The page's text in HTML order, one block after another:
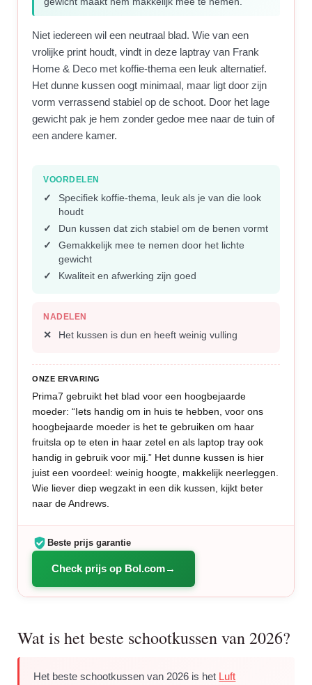
Niet iedereen wil een neutraal blad. Wie van een
vrolijke print houdt, vindt in deze laptray van Frank
Home & Deco met koffie-thema een leuk alternatief.
Het dunne kussen oogt minimaal, maar ligt door zijn
vorm verrassend stabiel op de schoot. Door het lage
gewicht pak je hem zonder gedoe mee naar de tuin of
een andere kamer.
VOORDELEN
Specifiek koffie-thema, leuk als je van die look
houdt
Dun kussen dat zich stabiel om de benen vormt
Gemakkelijk mee te nemen door het lichte
gewicht
Kwaliteit en afwerking zijn goed
NADELEN
Het kussen is dun en heeft weinig vulling
ONZE ERVARING
Prima7 gebruikt het blad voor een hoogbejaarde
moeder: “Iets handig om in huis te hebben, voor ons
hoogbejaarde moeder is het te gebruiken om haar
fruitsla op te eten in haar zetel en als laptop tray ook
handig in gebruik voor mij.” Het dunne kussen is hier
juist een voordeel: weinig hoogte, makkelijk neerleggen.
Wie liever diep wegzakt in een dik kussen, kijkt beter
naar de Andrews.
Beste prijs garantie
Check prijs op Bol.com
Wat is het beste schootkussen van 2026?
Het beste schootkussen van 2026 is het Luft